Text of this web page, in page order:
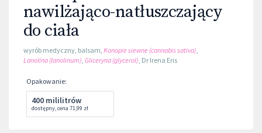
nawilżająco-natłuszczający
do ciała
wyrób medyczny, balsam, Konopie siewne (cannabis sativa),
Lanolina (lanolinum), Gliceryna (glycerol), Dr Irena Eris
Opakowanie:
400 mililitrów
dostępny,cena 71,99 zł